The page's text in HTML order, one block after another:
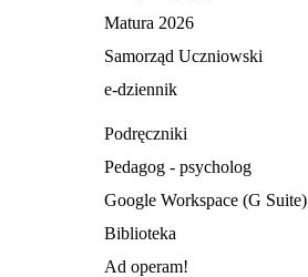
Matura 2026
Samorząd Uczniowski
e-dziennik
Podręczniki
Pedagog - psycholog
Google Workspace (G Suite)
Biblioteka
Ad operam!